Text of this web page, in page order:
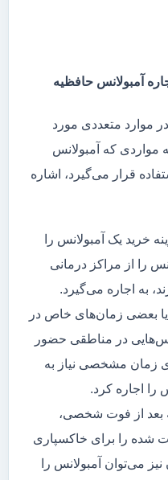
آمبولانس حافظیه
موارد متعددی مورد
مواردی که آمبولانس
قرار می‌گیرد، اشاره
خرید یک آمبولانس را
را از مراکز درمانی
به اجاره می‌گیرد.
یا بعضی زمان‌های خاص در
در مناطقی حضور
زمان مشخصی نیاز به
را اجاره کرد.
بعد از فوت شخصی،
شده را برای خاکسپاری
می‌توان آمبولانس را